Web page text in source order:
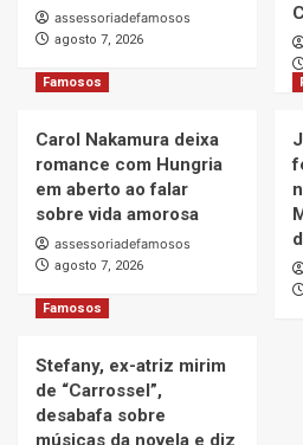
assessoriadefamosos
agosto 7, 2026
Famosos
Carol Nakamura deixa
romance com Hungria
em aberto ao falar
sobre vida amorosa
assessoriadefamosos
agosto 7, 2026
Famosos
Stefany, ex-atriz mirim
de “Carrossel”,
desabafa sobre
músicas da novela e diz